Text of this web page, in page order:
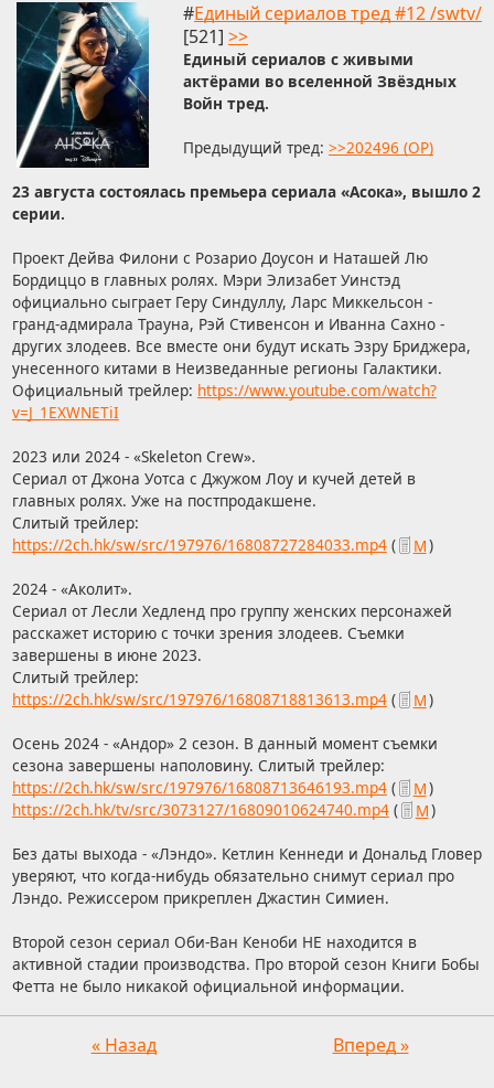
#Единый сериалов тред #12 /swtv/
[521] >>
Единый сериалов с живыми
актёрами во вселенной Звёздных
Войн тред.
Предыдущий тред: >>202496 (OP)
23 августа состоялась премьера сериала «Асока», вышло 2
серии.
Проект Дейва Филони с Розарио Доусон и Наташей Лю
Бордиццо в главных ролях. Мэри Элизабет Уинстэд
официально сыграет Геру Синдуллу, Ларс Миккельсон -
гранд-адмирала Трауна, Рэй Стивенсон и Иванна Сахно -
других злодеев. Все вместе они будут искать Эзру Бриджера,
унесенного китами в Неизведанные регионы Галактики.
Официальный трейлер: https://www.youtube.com/watch?
v=J_1EXWNETiI
2023 или 2024 - «Skeleton Crew».
Сериал от Джона Уотса с Джужом Лоу и кучей детей в
главных ролях. Уже на постпродакшене.
Слитый трейлер:
https://2ch.hk/sw/src/197976/16808727284033.mp4( М)
2024 - «Аколит».
Сериал от Лесли Хедленд про группу женских персонажей
расскажет историю с точки зрения злодеев. Съемки
завершены в июне 2023.
Слитый трейлер:
https://2ch.hk/sw/src/197976/16808718813613.mp4( М)
Осень 2024 - «Андор» 2 сезон. В данный момент съемки
сезона завершены наполовину. Слитый трейлер:
https://2ch.hk/sw/src/197976/16808713646193.mp4( М)
https://2ch.hk/tv/src/3073127/16809010624740.mp4( М)
Без даты выхода - «Лэндо». Кетлин Кеннеди и Дональд Гловер
уверяют, что когда-нибудь обязательно снимут сериал про
Лэндо. Режиссером прикреплен Джастин Симиен.
Второй сезон сериал Оби-Ван Кеноби НЕ находится в
активной стадии производства. Про второй сезон Книги Бобы
Фетта не было никакой официальной информации.
« Назад Вперед »